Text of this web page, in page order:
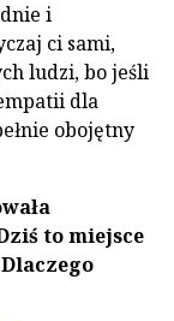
i
ci sami,
ludzi, bo jeśli
dla
obojętny
to miejsce